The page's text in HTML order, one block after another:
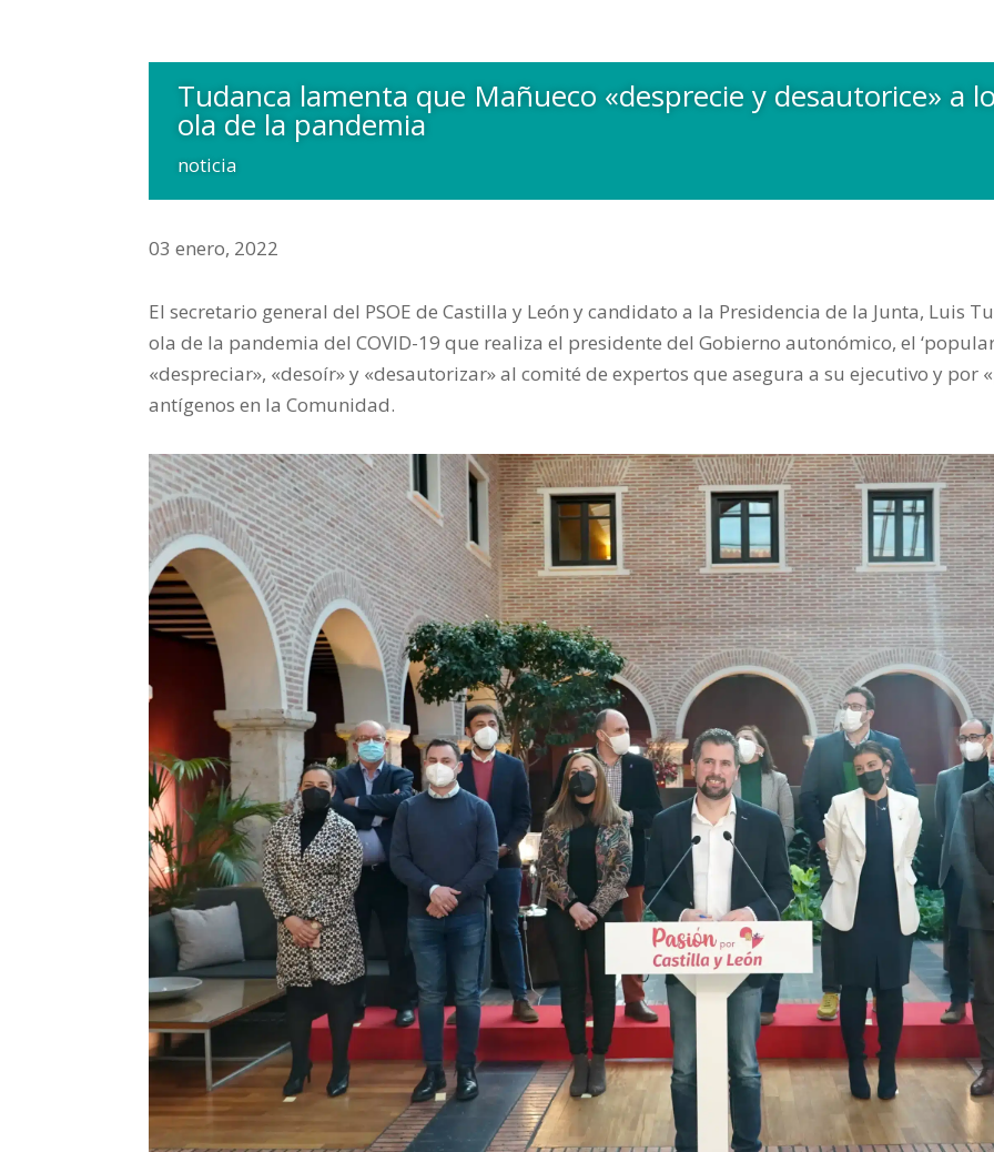
Tudanca lamenta que Mañueco «desprecie y desautorice» a
ola de la pandemia
noticia
03 enero, 2022
El secretario general del PSOE de Castilla y León y candidato a la Presidencia de la Junta, Luis
ola de la pandemia del COVID-19 que realiza el presidente del Gobierno autonómico, el
«despreciar», «desoír» y «desautorizar» al comité de expertos que asegura a su ejecutivo y por
antígenos en la Comunidad.